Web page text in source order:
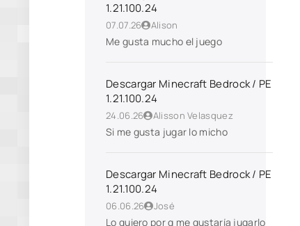
1.21.100.24
07.07.26 Alison
Me gusta mucho el juego
Descargar Minecraft Bedrock / PE
1.21.100.24
24.06.26 Alisson Velasquez
Si me gusta jugar lo micho
Descargar Minecraft Bedrock / PE
1.21.100.24
06.06.26 José
Lo quiero por q me gustaría jugarlo